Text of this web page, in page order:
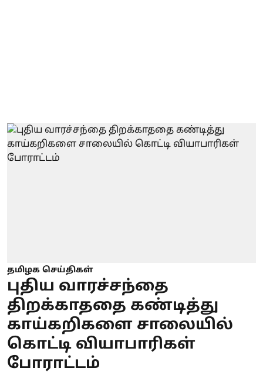
தமிழக செய்திகள்
புதிய வாரச்சந்தை
திறக்காததை கண்டித்து
காய்கறிகளை சாலையில்
கொட்டி வியாபாரிகள்
போராட்டம்